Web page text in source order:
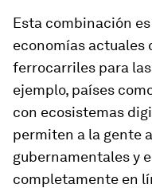
Esta combinación
economías actuales
ferrocarriles para
ejemplo, países
con ecosistemas
permiten a la gente
gubernamentales y
completamente en